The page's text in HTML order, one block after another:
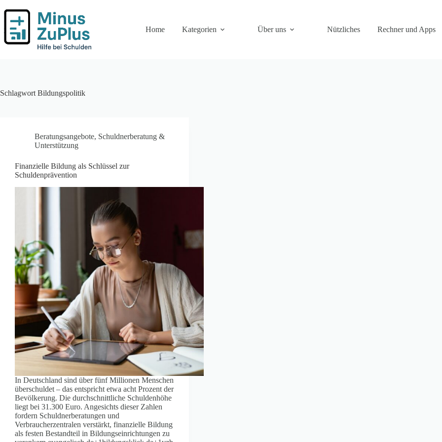
Inhalt
springen
Home
Kategorien Über uns Nützliches Rechner und Apps
Schlagwort Bildungspolitik
Beratungsangebote, Schuldnerberatung &
Unterstützung
Finanzielle Bildung als Schlüssel zur
Schuldenprävention
In Deutschland sind über fünf Millionen Menschen
überschuldet – das entspricht etwa acht Prozent der
Bevölkerung. Die durchschnittliche Schuldenhöhe
liegt bei 31.300 Euro. Angesichts dieser Zahlen
fordern Schuldnerberatungen und
Verbraucherzentralen verstärkt, finanzielle Bildung
als festen Bestandteil in Bildungseinrichtungen zu